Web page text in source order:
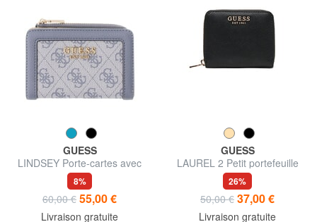
GUESS
LINDSEY Porte-cartes avec
porte-monnaie
8%
60,00 € 55,00 €
Livraison gratuite
GUESS
LAUREL 2 Petit portefeuille
zippé
26%
50,00 € 37,00 €
Livraison gratuite